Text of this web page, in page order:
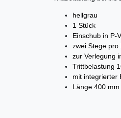
hellgrau
1 Stück
Einschub in P-
zwei Stege pro
zur Verlegung
Trittbelastung
mit integrierter
Länge 400 mm